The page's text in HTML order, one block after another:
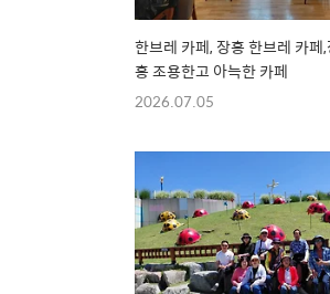
한브레 카페, 장흥 한브레 카페
흥 조용한고 아늑한 카페
2026.07.05